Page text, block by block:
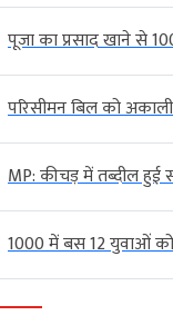
पूजा का प्रसाद खाने से
परिसीमन बिल को
MP: कीचड़ में तब्दील हुई
1000 में बस 12 युवाओं को